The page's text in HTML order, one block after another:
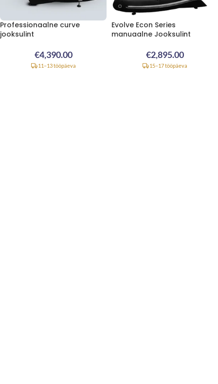
Professionaalne curve
jooksulint
€4,390.00
11–13 tööpäeva
Evolve Econ Series
manuaalne Jooksulint
€2,895.00
15–17 tööpäeva